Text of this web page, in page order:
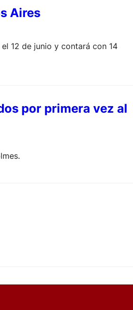
Aires
12 de junio y contará con 14
por primera vez al